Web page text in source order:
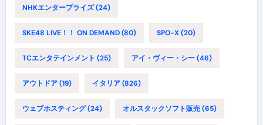
NHKエンタープライズ(24)
SKE48 LIVE！！ ON DEMAND(80) SPO-X(20)
TCエンタテインメント (25) アイ・ヴィー・シー(46)
アウトドア(19) イタリア(826)
ウェブホスティング(24) オルスタックソフト販売(65)